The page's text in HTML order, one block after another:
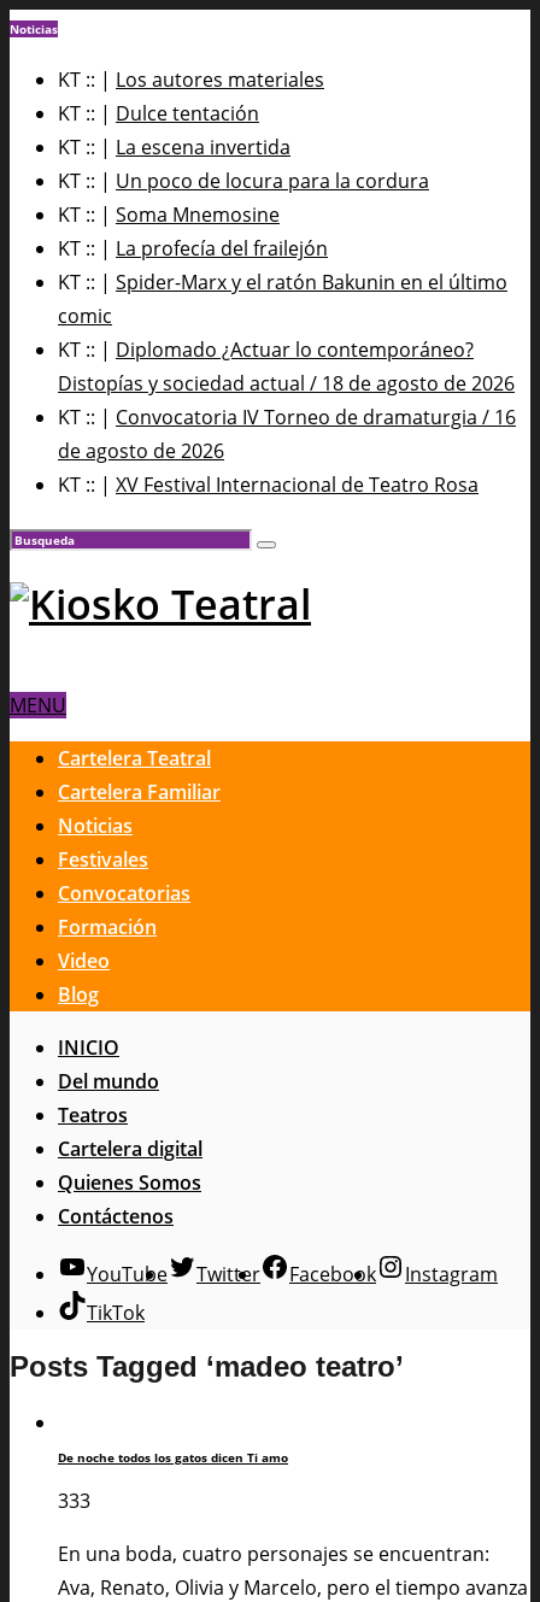
Noticias
KT :: | Los autores materiales
KT :: | Dulce tentación
KT :: | La escena invertida
KT :: | Un poco de locura para la cordura
KT :: | Soma Mnemosine
KT :: | La profecía del frailejón
KT :: | Spider-Marx y el ratón Bakunin en el último
comic
KT :: | Diplomado ¿Actuar lo contemporáneo?
Distopías y sociedad actual / 18 de agosto de 2026
KT :: | Convocatoria IV Torneo de dramaturgia / 16
de agosto de 2026
KT :: | XV Festival Internacional de Teatro Rosa
MENU
Cartelera Teatral
Cartelera Familiar
Noticias
Festivales
Convocatorias
Formación
Video
Blog
INICIO
Del mundo
Teatros
Cartelera digital
Quienes Somos
Contáctenos
YouTube Twitter Facebook
Instagram
TikTok
Posts Tagged ‘madeo teatro’
De noche todos los gatos dicen Ti amo
333
En una boda, cuatro personajes se encuentran:
Ava, Renato, Olivia y Marcelo, pero el tiempo avanza